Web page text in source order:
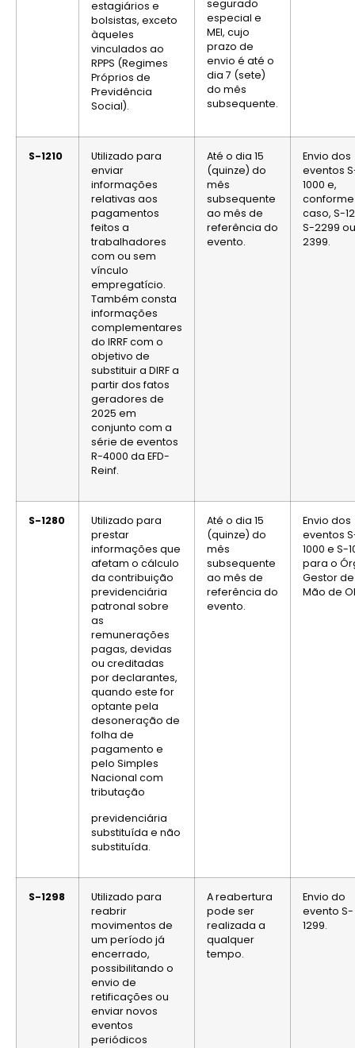
estagiários e
bolsistas, exceto
àqueles
vinculados ao
RPPS (Regimes
Próprios de
Previdência
Social).
segurado
especial e
MEI, cujo
prazo de
envio é até o
dia 7 (sete)
do mês
subsequente.
S-1210
Utilizado para
enviar
informações
relativas aos
pagamentos
feitos a
trabalhadores
com ou sem
vínculo
empregatício.
Também consta
informações
complementares
do IRRF com o
objetivo de
substituir a DIRF a
partir dos fatos
geradores de
2025 em
conjunto com a
série de eventos
R-4000 da EFD-
Reinf.
Até o dia 15
(quinze) do
mês
subsequente
ao mês de
referência do
evento.
Envio dos
eventos
1000 e,
caso, S-
S-2299
2399.
S-1280
Utilizado para
prestar
informações que
afetam o cálculo
da contribuição
previdenciária
patronal sobre
as
remunerações
pagas, devidas
ou creditadas
por declarantes,
quando este for
optante pela
desoneração de
folha de
pagamento e
pelo Simples
Nacional com
tributação
previdenciária
substituída e não
substituída.
Até o dia 15
(quinze) do
mês
subsequente
ao mês de
referência do
evento.
Envio dos
eventos
1000 e S-
para o
Gestor de
Mão de
S-1298
Utilizado para
reabrir
movimentos de
um período já
encerrado,
possibilitando o
envio de
retificações ou
enviar novos
eventos
periódicos
A reabertura
pode ser
realizada a
qualquer
tempo.
Envio do
evento S-
1299.